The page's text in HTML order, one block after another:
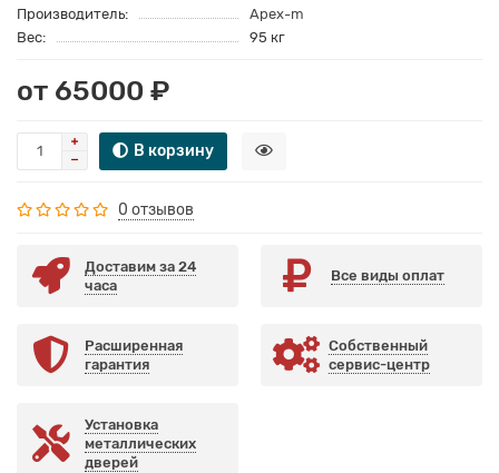
Производитель:
Apex-m
Вес:
95 кг
от 65000 ₽
В корзину
0 отзывов
Доставим за 24
часа
Все виды оплат
Расширенная
гарантия
Собственный
сервис-центр
Установка
металлических
дверей